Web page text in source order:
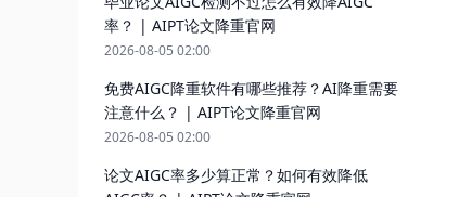
率？ | AIPT论文降重官网
2026-08-05 02:00
免费AIGC降重软件有哪些推荐？AI降重需要
注意什么？ | AIPT论文降重官网
2026-08-05 02:00
论文AIGC率多少算正常？如何有效降低